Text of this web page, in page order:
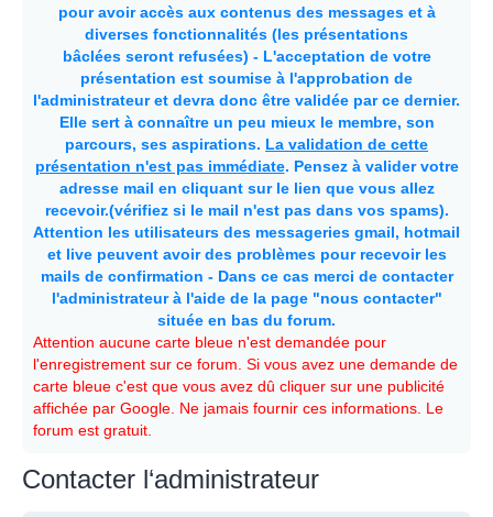
pour avoir accès aux contenus des messages et à
diverses fonctionnalités (les présentations
bâclées seront refusées) - L'acceptation de votre
présentation est soumise à l'approbation de
l'administrateur et devra donc être validée par ce dernier.
Elle sert à connaître un peu mieux le membre, son
parcours, ses aspirations. La validation de cette
présentation n'est pas immédiate. Pensez à valider votre
adresse mail en cliquant sur le lien que vous allez
recevoir.(vérifiez si le mail n'est pas dans vos spams).
Attention les utilisateurs des messageries gmail, hotmail
et live peuvent avoir des problèmes pour recevoir les
mails de confirmation - Dans ce cas merci de contacter
l'administrateur à l'aide de la page "nous contacter"
située en bas du forum.
Attention aucune carte bleue n'est demandée pour
l'enregistrement sur ce forum. Si vous avez une demande de
carte bleue c'est que vous avez dû cliquer sur une publicité
affichée par Google. Ne jamais fournir ces informations. Le
forum est gratuit.
Contacter l‘administrateur